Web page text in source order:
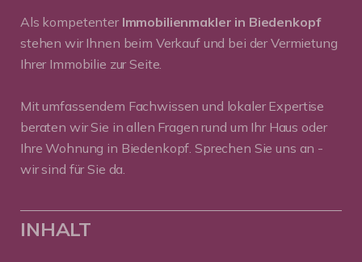
Als kompetenter Immobilienmakler in Biedenkopf
stehen wir Ihnen beim Verkauf und bei der Vermietung
Ihrer Immobilie zur Seite.
Mit umfassendem Fachwissen und lokaler Expertise
beraten wir Sie in allen Fragen rund um Ihr Haus oder
Ihre Wohnung in Biedenkopf. Sprechen Sie uns an -
wir sind für Sie da.
INHALT